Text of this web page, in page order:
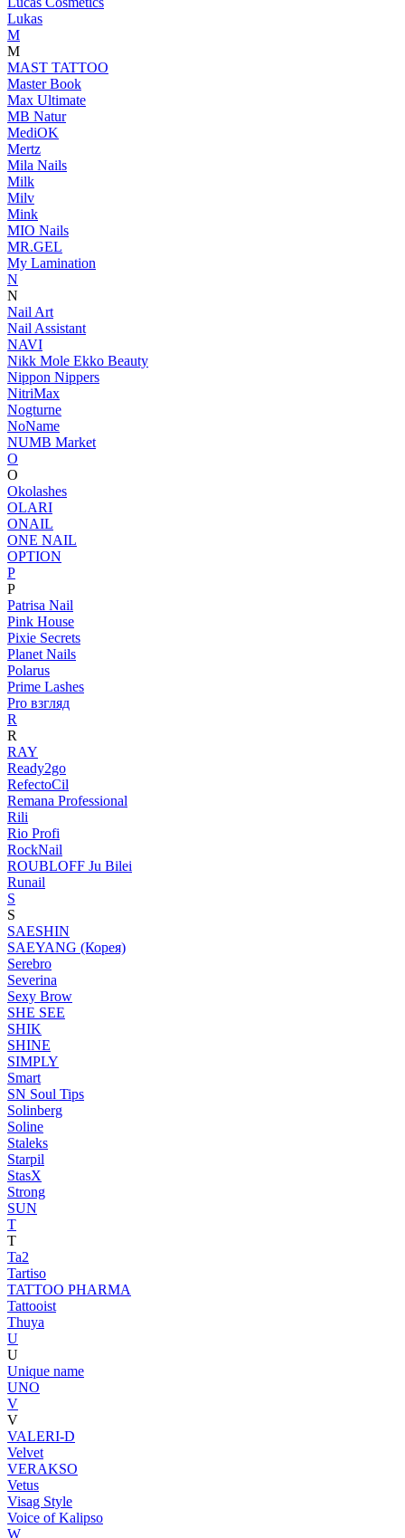
Lukas
M
M
MAST TATTOO
Master Book
Max Ultimate
MB Natur
MediOK
Mertz
Mila Nails
Milk
Milv
Mink
MIO Nails
MR.GEL
My Lamination
N
N
Nail Art
Nail Assistant
NAVI
Nikk Mole Ekko Beauty
Nippon Nippers
NitriMax
Nogturne
NoName
NUMB Market
O
O
Okolashes
OLARI
ONAIL
ONE NAIL
OPTION
P
P
Patrisa Nail
Pink House
Pixie Secrets
Planet Nails
Polarus
Prime Lashes
Pro взгляд
R
R
RAY
Ready2go
RefectoCil
Remana Professional
Rili
Rio Profi
RockNail
ROUBLOFF Ju Bilei
Runail
S
S
SAESHIN
SAEYANG (Корея)
Serebro
Severina
Sexy Brow
SHE SEE
SHIK
SHINE
SIMPLY
Smart
SN Soul Tips
Solinberg
Soline
Staleks
Starpil
StasX
Strong
SUN
T
T
Ta2
Tartiso
TATTOO PHARMA
Tattooist
Thuya
U
U
Unique name
UNO
V
V
VALERI-D
Velvet
VERAKSO
Vetus
Visag Style
Voice of Kalipso
W